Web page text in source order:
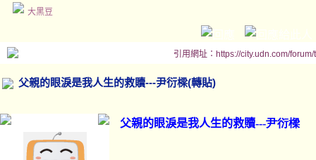
大黑豆
引用網址：https://city.udn.com/
父親的眼淚是我人生的救贖---尹衍樑(轉貼)
父親的眼淚是我人生的救贖---尹衍樑